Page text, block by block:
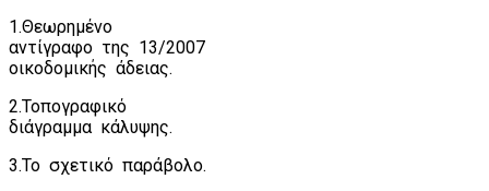
1.Θεωρημένο
αντίγραφο της 13/2007
οικοδομικής άδειας.
2.Τοπογραφικό
διάγραμμα κάλυψης.
3.Το σχετικό παράβολο.